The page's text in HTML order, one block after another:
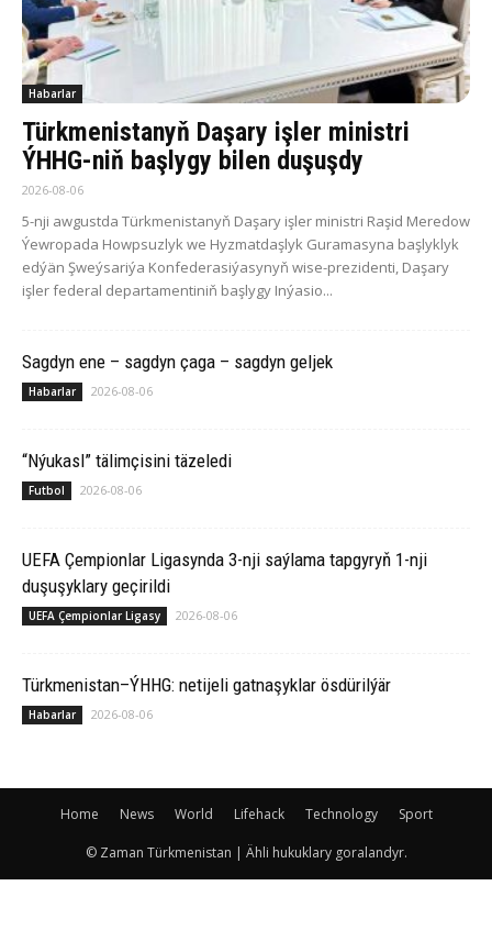
Habarlar
Türkmenistanyň Daşary işler ministri
ÝHHG-niň başlygy bilen duşuşdy
2026-08-06
5-nji awgustda Türkmenistanyň Daşary işler ministri Raşid Meredow
Ýewropada Howpsuzlyk we Hyzmatdaşlyk Guramasyna başlyklyk
edýän Şweýsariýa Konfederasiýasynyň wise-prezidenti, Daşary
işler federal departamentiniň başlygy Inýasio...
Sagdyn ene – sagdyn çaga – sagdyn geljek
Habarlar 2026-08-06
“Nýukasl” tälimçisini täzeledi
Futbol 2026-08-06
UEFA Çempionlar Ligasynda 3-nji saýlama tapgyryň 1-nji
duşuşyklary geçirildi
UEFA Çempionlar Ligasy 2026-08-06
Türkmenistan–ÝHHG: netijeli gatnaşyklar ösdürilýär
Habarlar 2026-08-06
Home News World Lifehack Technology Sport
© Zaman Türkmenistan | Ähli hukuklary goralandyr.